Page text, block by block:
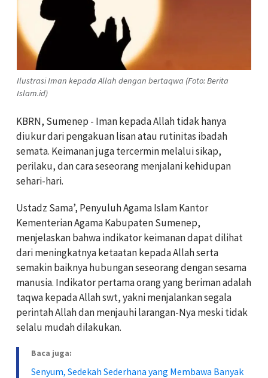
Ilustrasi Iman kepada Allah dengan bertaqwa (Foto: Berita
Islam.id)
KBRN, Sumenep - Iman kepada Allah tidak hanya
diukur dari pengakuan lisan atau rutinitas ibadah
semata. Keimanan juga tercermin melalui sikap,
perilaku, dan cara seseorang menjalani kehidupan
sehari-hari.
Ustadz Sama’, Penyuluh Agama Islam Kantor
Kementerian Agama Kabupaten Sumenep,
menjelaskan bahwa indikator keimanan dapat dilihat
dari meningkatnya ketaatan kepada Allah serta
semakin baiknya hubungan seseorang dengan sesama
manusia. Indikator pertama orang yang beriman adalah
taqwa kepada Allah swt, yakni menjalankan segala
perintah Allah dan menjauhi larangan-Nya meski tidak
selalu mudah dilakukan.
Baca juga:
Senyum, Sedekah Sederhana yang Membawa Banyak